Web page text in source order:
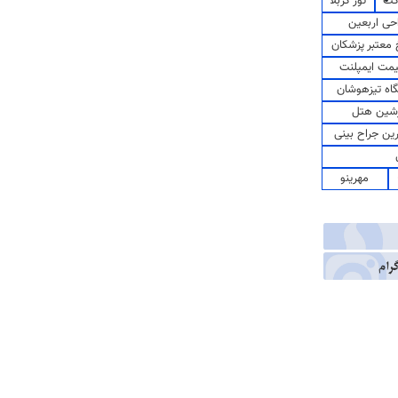
اربعین
پزشکان
ایمپلنت
تیزهوشان
هتل
جراح بینی
مهرینو